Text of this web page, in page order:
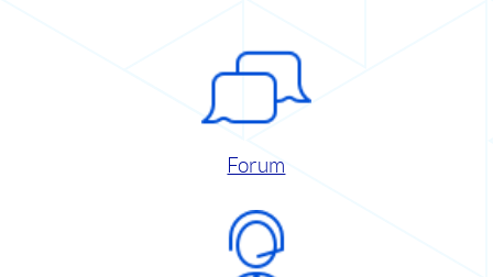
Forum